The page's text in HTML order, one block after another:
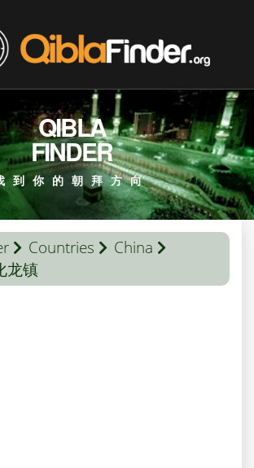
QIBLA
FINDER
到你的朝拜方向
Countries
China
龙镇